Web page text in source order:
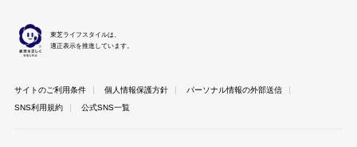
さま以外からのお問い合わせにはお答えできない場合があります
のであらかじめご了承ください。
東芝ライフスタイルは、
適正表示を推進しています。
サイトのご利用条件 個人情報保護方針
パーソナル情報の外部送信
SNS利用規約
公式SNS一覧